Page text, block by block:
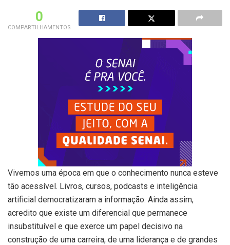
0
COMPARTILHAMENTOS
Vivemos uma época em que o conhecimento nunca esteve
tão acessível. Livros, cursos, podcasts e inteligência
artificial democratizaram a informação. Ainda assim,
acredito que existe um diferencial que permanece
insubstituível e que exerce um papel decisivo na
construção de uma carreira, de uma liderança e de grandes